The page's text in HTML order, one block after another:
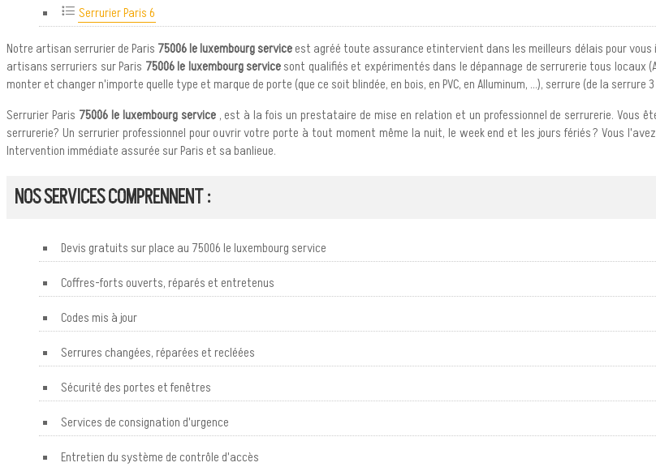
Serrurier Paris 6
Notre artisan serrurier de Paris 75006 le luxembourg serviceest agréé toute assurance etintervient dans les meilleurs délais pour
artisans serruriers sur Paris 75006 le luxembourg servicesont qualifiés et expérimentés dans le dépannage de serrurerie tous locaux
monter et changer n'importe quelle type et marque de porte (que ce soit blindée, en bois, en PVC, en Alluminum, ...), serrure (de la
Serrurier Paris 75006 le luxembourg service, est à la fois un prestataire de mise en relation et un professionnel de serrurerie. Vous
serrurerie? Un serrurier professionnel pour ouvrir votre porte à tout moment même la nuit, le week end et les jours fériés ? Vous
Intervention immédiate assurée sur Paris et sa banlieue.
NOS SERVICES COMPRENNENT :
Devis gratuits sur place au 75006 le luxembourg service
Coffres-forts ouverts, réparés et entretenus
Codes mis à jour
Serrures changées, réparées et recléées
Sécurité des portes et fenêtres
Services de consignation d'urgence
Entretien du système de contrôle d'accès